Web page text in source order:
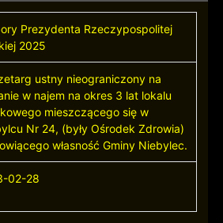
Prezydenta Rzeczypospolitej
2025
ustny nieograniczony na
w najem na okres 3 lat lokalu
mieszczącego się w
Nr 24, (były Ośrodek Zdrowia)
własność Gminy Niebylec.
02-28